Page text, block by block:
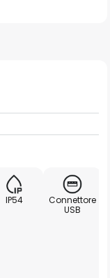
IP54
Connettore
USB